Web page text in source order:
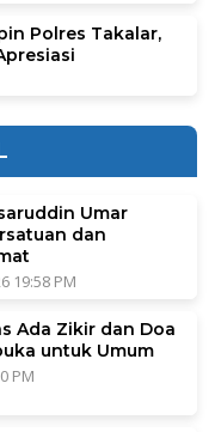
Polres Takalar,
Umar
dan
19:58 PM
Ada Zikir dan Doa
untuk Umum
PM